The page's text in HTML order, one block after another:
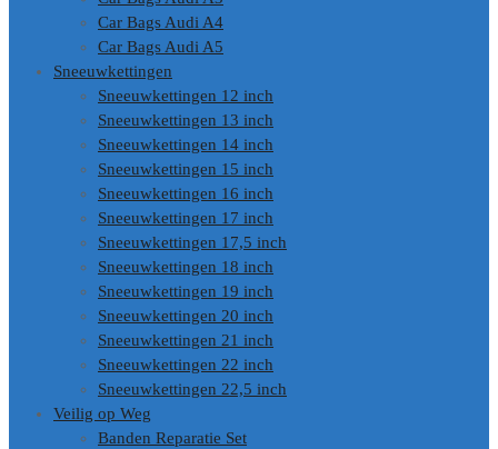
Car Bags Audi A4
Car Bags Audi A5
Sneeuwkettingen
Sneeuwkettingen 12 inch
Sneeuwkettingen 13 inch
Sneeuwkettingen 14 inch
Sneeuwkettingen 15 inch
Sneeuwkettingen 16 inch
Sneeuwkettingen 17 inch
Sneeuwkettingen 17,5 inch
Sneeuwkettingen 18 inch
Sneeuwkettingen 19 inch
Sneeuwkettingen 20 inch
Sneeuwkettingen 21 inch
Sneeuwkettingen 22 inch
Sneeuwkettingen 22,5 inch
Veilig op Weg
Banden Reparatie Set